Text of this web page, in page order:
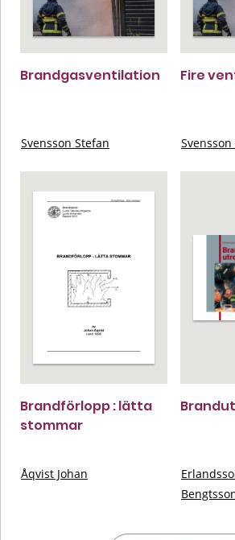
Brandgasventilation
Svensson Stefan
Fire
Brandförlopp : lätta
stommar
Åqvist Johan